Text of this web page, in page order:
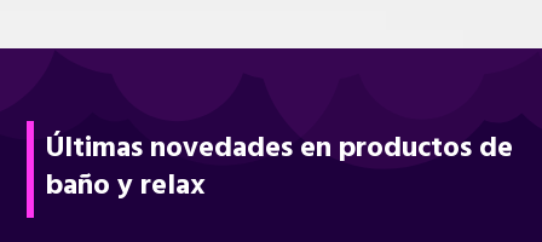
Últimas novedades en productos de
baño y relax